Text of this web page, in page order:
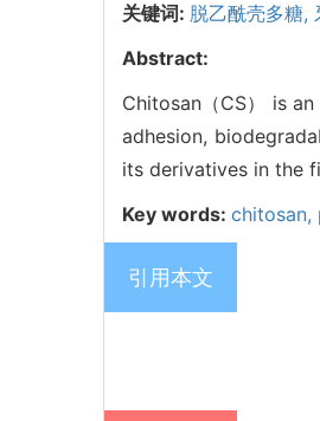
关键词: 脱乙酰壳多糖,
Abstract:
Chitosan（CS） is
adhesion,
its derivatives in the
Key words: chitosan,
引用本文